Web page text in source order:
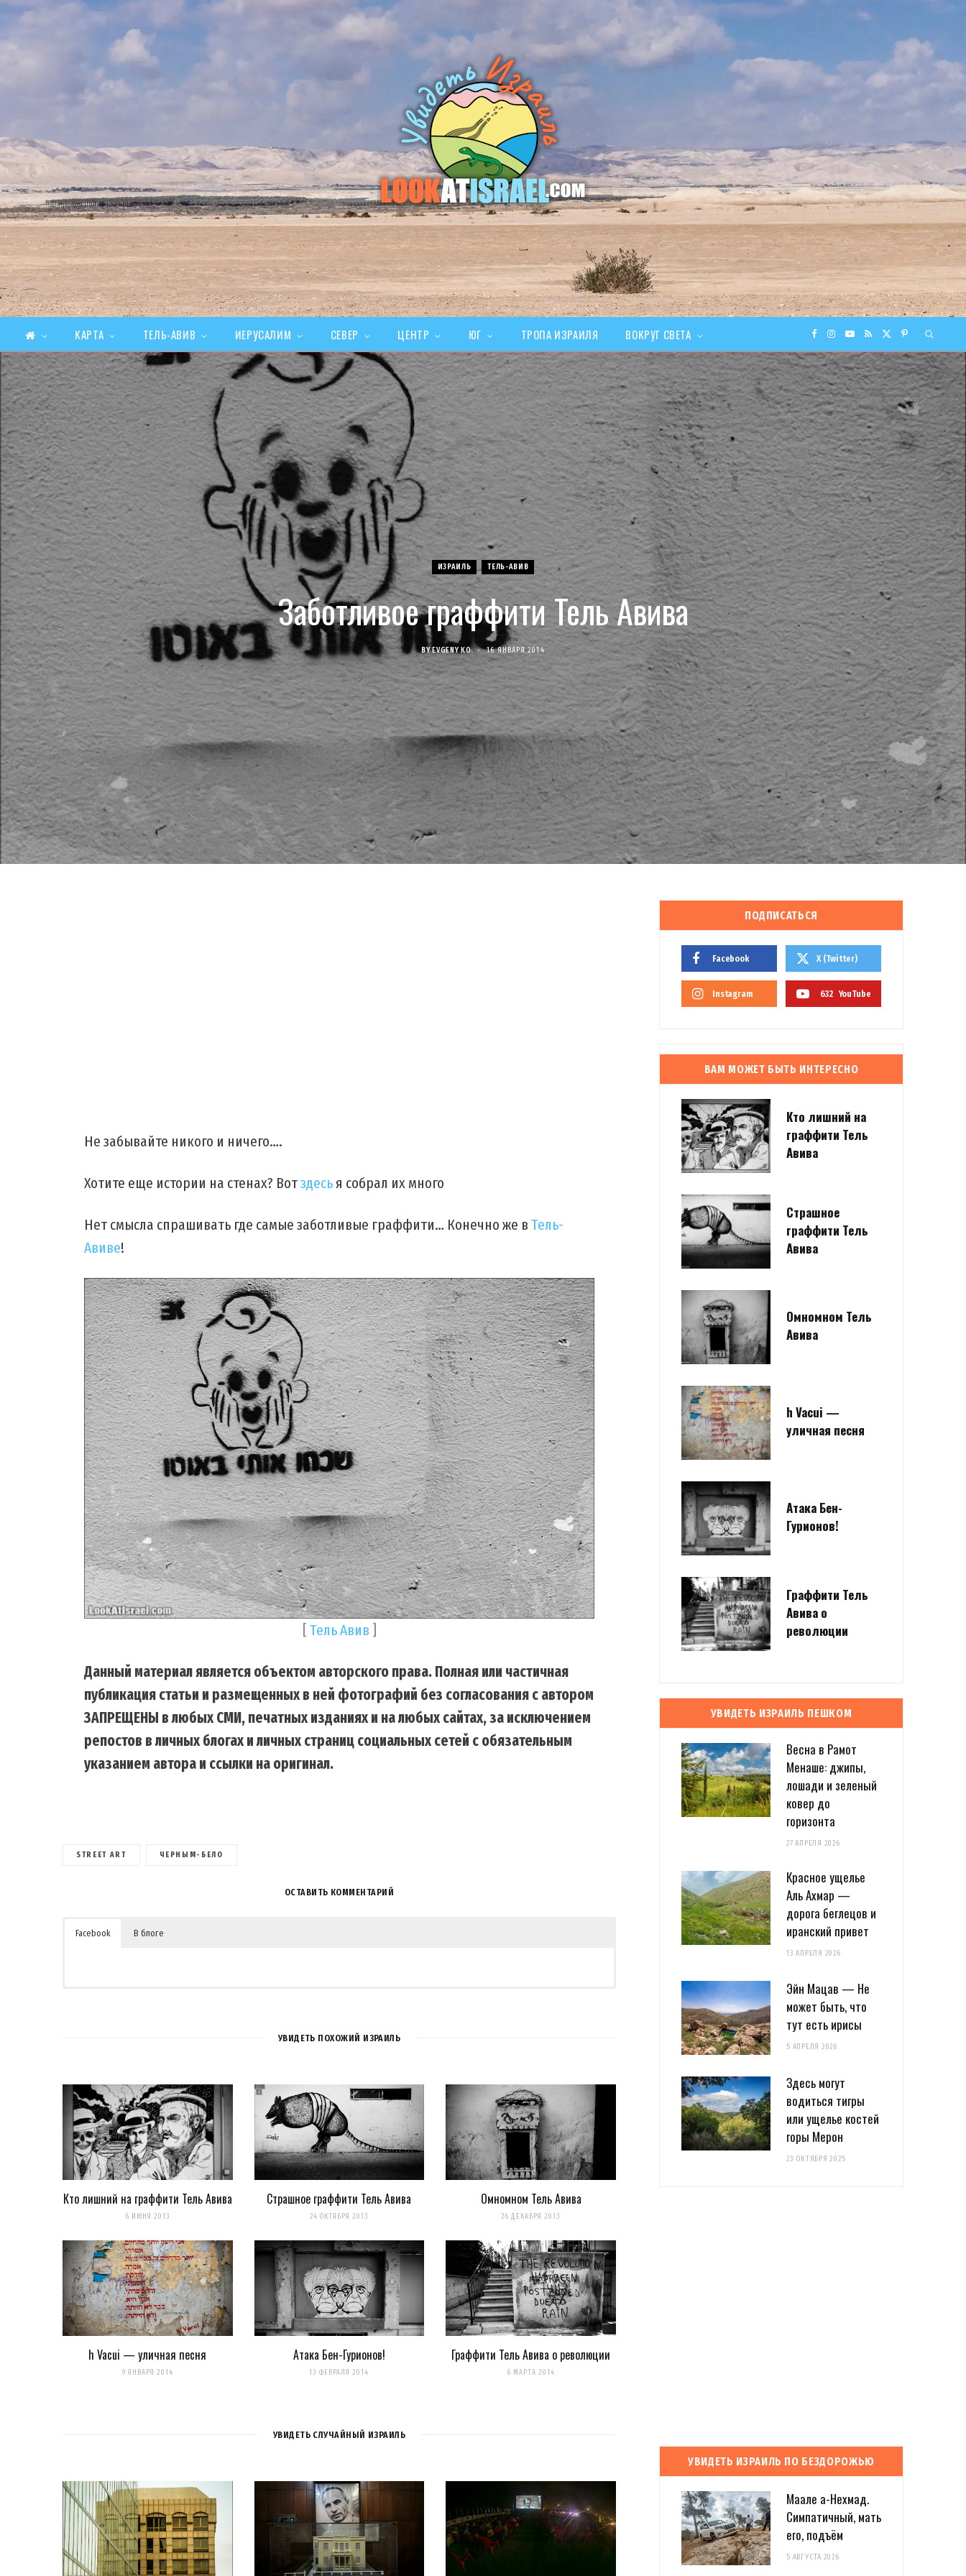
F
a
c
e
b
o
o
k
I
n
s
t
a
g
r
a
m
Y
o
u
T
u
b
R
T
w
t
t
e
r
P
i
n
t
r
e
s
t
КАРТА ТЕЛЬ-АВИВ ИЕРУСАЛИМ СЕВЕР ЦЕНТР ЮГ ТРОПА ИЗРАИЛЯ ВОКРУГ СВЕТА
ИЗРАИЛЬ ТЕЛЬ-АВИВ
Заботливое граффити Тель Авива
BY EVGENY KO 16 ЯНВАРЯ 2014
Не забывайте никого и ничего….
Хотите еще истории на стенах? Вотздесья собрал их много
Нет смысла спрашивать где самые заботливые граффити… Конечно же вТель-
Авиве!
[Тель Авив ]
Данный материал является объектом авторского права. Полная или частичная
публикация статьи и размещенных в ней фотографий без согласования с автором
ЗАПРЕЩЕНЫ в любых СМИ, печатных изданиях и на любых сайтах, за исключением
репостов в личных блогах и личных страниц социальных сетей с обязательным
указанием автора и ссылки на оригинал.
STREET ART ЧЕРНЫМ-БЕЛО
ОСТАВИТЬ КОММЕНТАРИЙ
Facebook В блоге
Сохранить моё имя, email и адрес сайта в этом браузере для последующих моих комментариев.
Уведомить меня о новых комментариях по email.
Уведомлять меня о новых записях почтой.
Оповещать о новых комментариях. А можно просто подписаться на комментарии
УВИДЕТЬ ПОХОЖИЙ ИЗРАИЛЬ
Кто лишний на граффити Тель Авива
6 ИЮНЯ 2013
Страшное граффити Тель Авива
24 ОКТЯБРЯ 2013
Омномном Тель Авива
26 ДЕКАБРЯ 2013
h Vacui — уличная песня
9 ЯНВАРЯ 2014
Атака Бен-Гурионов!
13 ФЕВРАЛЯ 2014
Граффити Тель Авива о революции
6 МАРТА 2014
УВИДЕТЬ СЛУЧАЙНЫЙ ИЗРАИЛЬ
ПОДПИСАТЬСЯ
Facebook X (Twitter)
Instagram 632 YouTube
ВАМ МОЖЕТ БЫТЬ ИНТЕРЕСНО
Кто лишний на
граффити Тель
Авива
Страшное
граффити Тель
Авива
Омномном Тель
Авива
h Vacui —
уличная песня
Атака Бен-
Гурионов!
Граффити Тель
Авива о
революции
УВИДЕТЬ ИЗРАИЛЬ ПЕШКОМ
Весна в Рамот
Менаше: джипы,
лошади и зеленый
ковер до
горизонта
27 АПРЕЛЯ 2026
Красное ущелье
Аль Ахмар —
дорога беглецов и
иранский привет
13 АПРЕЛЯ 2026
Эйн Мацав — Не
может быть, что
тут есть ирисы
5 АПРЕЛЯ 2026
Здесь могут
водиться тигры
или ущелье костей
горы Мерон
23 ОКТЯБРЯ 2025
УВИДЕТЬ ИЗРАИЛЬ ПО БЕЗДОРОЖЬЮ
Маале а-Нехмад.
Симпатичный, мать
его, подъём
5 АВГУСТА 2026